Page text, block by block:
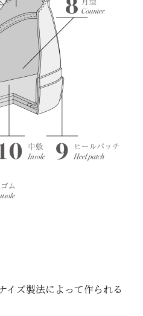
イズ製法によって作られる